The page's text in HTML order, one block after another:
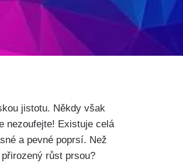
jistotu. Někdy však
nezoufejte! Existuje celá
a pevné poprsí. Než
růst prsou?